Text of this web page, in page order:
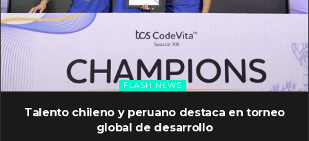
FLASH NEWS
Talento chileno y peruano destaca en torneo
global de desarrollo